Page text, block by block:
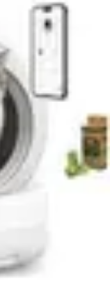
Technologies de
Optimisation de la